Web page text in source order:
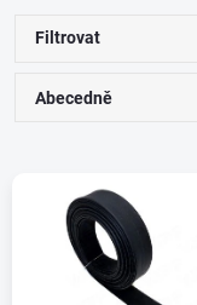
Filtrovat
Ř
Abecedně
Nejdražší
Nejprodávanější